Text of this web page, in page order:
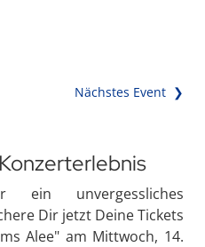
Nächstes Event ❯
unvergessliches
Dir jetzt Deine Tickets
Alee" am Mittwoch, 14.